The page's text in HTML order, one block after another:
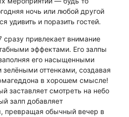
ночь или любой другой
удивить и поразить гостей.
привлекает внимание
эффектами. Его залпы
его насыщенными
оттенками, создавая
в хорошем смысле!
заставляет смотреть на небо
залп добавляет
превращая обычный вечер в